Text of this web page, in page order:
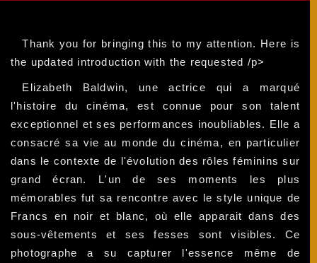
Thank you for bringing this to my attention. Here is
the updated introduction with the requested /p>
Elizabeth Baldwin, une actrice qui a marqué
l'histoire du cinéma, est connue pour son talent
exceptionnel et ses performances inoubliables. Elle a
consacré sa vie au monde du cinéma, en particulier
dans le contexte de l'évolution des rôles féminins sur
grand écran. L'un de ses moments les plus
mémorables fut sa rencontre avec le style unique de
Francs en noir et blanc, où elle apparait dans des
sous-vêtements et ses fesses sont visibles. Ce
photographe a su capturer l'essence même de